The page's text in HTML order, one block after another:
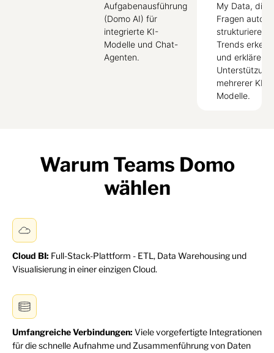
Aufgabenausführung
(Domo AI) für
integrierte KI-
Modelle und Chat-
Agenten.
My Data, die
Fragen
strukturieren,
Trends
und erklären.
Unterstützung
mehrerer KI-
Modelle.
Warum Teams Domo
wählen
Cloud BI: Full-Stack-Plattform - ETL, Data Warehousing und
Visualisierung in einer einzigen Cloud.
Umfangreiche Verbindungen: Viele vorgefertigte Integrationen
für die schnelle Aufnahme und Zusammenführung von Daten